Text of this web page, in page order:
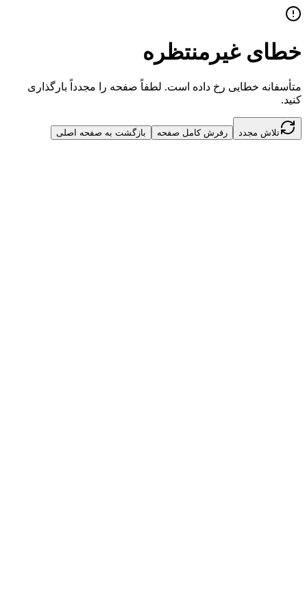
خطای غیرمنتظره
متأسفانه خطایی رخ داده است. لطفاً صفحه را مجدداً بارگذاری
کنید.
تلاش مجدد رفرش کامل صفحه بازگشت به صفحه اصلی